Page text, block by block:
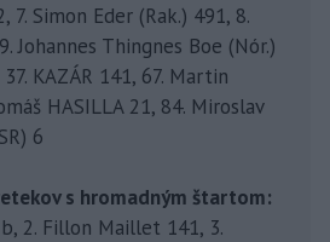
7. Simon Eder (Rak.) 491, 8.
Johannes Thingnes Boe (Nór.)
KAZÁR 141, 67. Martin
HASILLA 21, 84. Miroslav
6
s hromadným štartom:
2. Fillon Maillet 141, 3.